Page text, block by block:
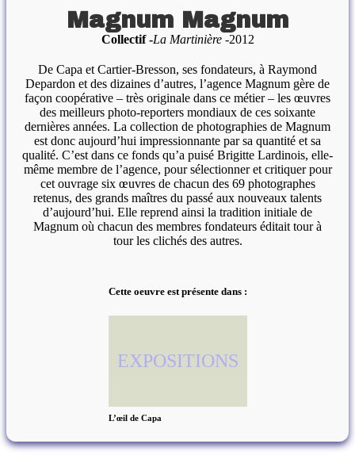
Magnum Magnum
Collectif La Martinière 2012
De Capa et Cartier-Bresson, ses fondateurs, à Raymond
Depardon et des dizaines d’autres, l’agence Magnum gère de
façon coopérative – très originale dans ce métier – les œuvres
des meilleurs photo-reporters mondiaux de ces soixante
dernières années. La collection de photographies de Magnum
est donc aujourd’hui impressionnante par sa quantité et sa
qualité. C’est dans ce fonds qu’a puisé Brigitte Lardinois, elle-
même membre de l’agence, pour sélectionner et critiquer pour
cet ouvrage six œuvres de chacun des 69 photographes
retenus, des grands maîtres du passé aux nouveaux talents
d’aujourd’hui. Elle reprend ainsi la tradition initiale de
Magnum où chacun des membres fondateurs éditait tour à
tour les clichés des autres.
Cette oeuvre est présente dans :
EXPOSITIONS
L’œil de Capa